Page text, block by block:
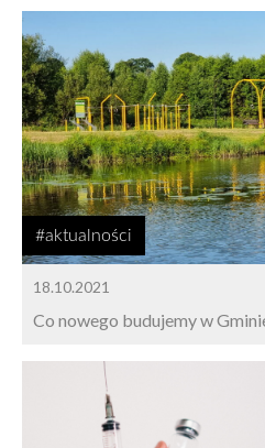
#aktualności
18.10.2021
Co nowego budujemy w